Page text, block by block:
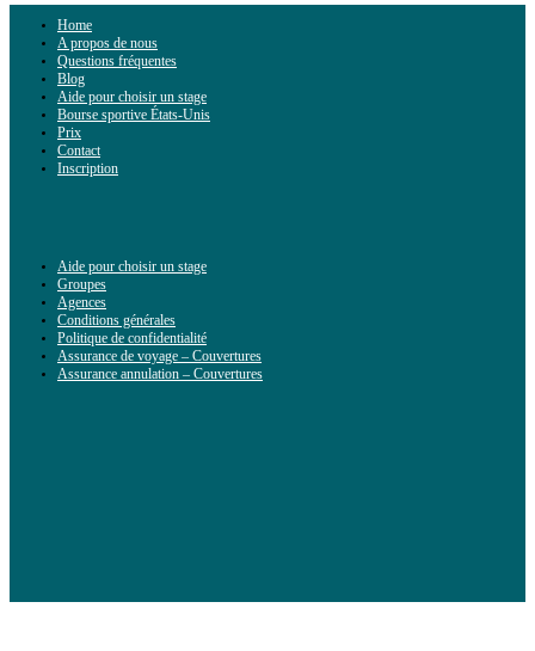
Home
A propos de nous
Questions fréquentes
Blog
Aide pour choisir un stage
Bourse sportive États-Unis
Prix
Contact
Inscription
Aide pour choisir un stage
Groupes
Agences
Conditions générales
Politique de confidentialité
Assurance de voyage – Couvertures
Assurance annulation – Couvertures